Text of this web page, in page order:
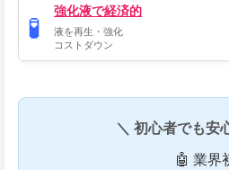
🧪 強化液で経済的
液を再生・強化
コストダウン
＼ 初心者でも安
🤖 業界